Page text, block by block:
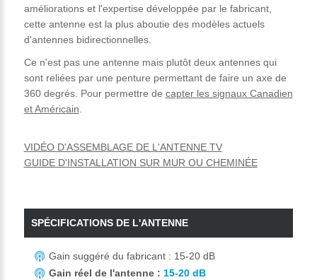
améliorations et l'expertise développée par le fabricant,
cette antenne est la plus aboutie des modèles actuels
d'antennes bidirectionnelles.
Ce n'est pas une antenne mais plutôt deux antennes qui
sont reliées par une penture permettant de faire un axe de
360 degrés. Pour permettre de capter les signaux Canadien
et Américain.
VIDÉO D'ASSEMBLAGE DE L'ANTENNE TV
GUIDE D'INSTALLATION SUR MUR OU CHEMINÉE
SPÉCIFICATIONS DE L'ANTENNE
Gain suggéré du fabricant : 15-20 dB
Gain réel de l'antenne : 15-20 dB